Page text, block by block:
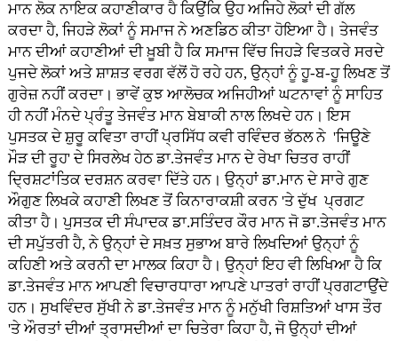
ਮਾਨ ਲੋਕ ਨਾਇਕ ਕਹਾਣੀਕਾਰ ਹੈ ਕਿਉਂਕਿ ਉਹ ਅਜਿਹੇ ਲੋਕਾਂ ਦੀ ਗੱਲ
ਕਰਦਾ ਹੈ, ਜਿਹੜੇ ਲੋਕਾਂ ਨੂੰ ਸਮਾਜ ਨੇ ਅਣਡਿਠ ਕੀਤਾ ਹੋਇਆ ਹੈ। ਤੇਜਵੰਤ
ਮਾਨ ਦੀਆਂ ਕਹਾਣੀਆਂ ਦੀ ਖ਼ੂਬੀ ਹੈ ਕਿ ਸਮਾਜ ਵਿੱਚ ਜਿਹੜੇ ਵਿਤਕਰੇ ਸਰਦੇ
ਪੁਜਦੇ ਲੋਕਾਂ ਅਤੇ ਸ਼ਾਸ਼ਤ ਵਰਗ ਵੱਲੋਂ ਹੋ ਰਹੇ ਹਨ, ਉਨ੍ਹਾਂ ਨੂੰ ਹੂ-ਬ-ਹੂ ਲਿਖਣ ਤੋਂ
ਗੁਰੇਜ਼ ਨਹੀਂ ਕਰਦਾ। ਭਾਵੇਂ ਕੁਝ ਆਲੋਚਕ ਅਜਿਹੀਆਂ ਘਟਨਾਵਾਂ ਨੂੰ ਸਾਹਿਤ
ਹੀ ਨਹੀਂ ਮੰਨਦੇ ਪ੍ਰੰਤੂ ਤੇਜਵੰਤ ਮਾਨ ਬੇਬਾਕੀ ਨਾਲ ਲਿਖਦੇ ਹਨ। ਇਸ
ਪੁਸਤਕ ਦੇ ਸ਼ੁਰੂ ਕਵਿਤਾ ਰਾਹੀਂ ਪ੍ਰਸਿੱਧ ਕਵੀ ਰਵਿੰਦਰ ਭੱਠਲ ਨੇ 'ਜਿਊਣੇ
ਮੌੜ ਦੀ ਰੂਹ' ਦੇ ਸਿਰਲੇਖ ਹੇਠ ਡਾ.ਤੇਜਵੰਤ ਮਾਨ ਦੇ ਰੇਖਾ ਚਿਤਰ ਰਾਹੀਂ
ਦ੍ਰਿਸ਼ਟਾਂਤਿਕ ਦਰਸ਼ਨ ਕਰਵਾ ਦਿੱਤੇ ਹਨ। ਉਨ੍ਹਾਂ ਡਾ.ਮਾਨ ਦੇ ਸਾਰੇ ਗੁਣ
ਔਗੁਣ ਲਿਖਕੇ ਕਹਾਣੀ ਲਿਖਣ ਤੋਂ ਕਿਨਾਰਾਕਸ਼ੀ ਕਰਨ 'ਤੇ ਦੁੱਖ ਪ੍ਰਗਟ
ਕੀਤਾ ਹੈ। ਪੁਸਤਕ ਦੀ ਸੰਪਾਦਕ ਡਾ.ਸਤਿੰਦਰ ਕੌਰ ਮਾਨ ਜੋ ਡਾ.ਤੇਜਵੰਤ ਮਾਨ
ਦੀ ਸਪੁੱਤਰੀ ਹੈ, ਨੇ ਉਨ੍ਹਾਂ ਦੇ ਸਖ਼ਤ ਸੁਭਾਅ ਬਾਰੇ ਲਿਖਦਿਆਂ ਉਨ੍ਹਾਂ ਨੂੰ
ਕਹਿਣੀ ਅਤੇ ਕਰਨੀ ਦਾ ਮਾਲਕ ਕਿਹਾ ਹੈ। ਉਨ੍ਹਾਂ ਇਹ ਵੀ ਲਿਖਿਆ ਹੈ ਕਿ
ਡਾ.ਤੇਜਵੰਤ ਮਾਨ ਆਪਣੀ ਵਿਚਾਰਧਾਰਾ ਆਪਣੇ ਪਾਤਰਾਂ ਰਾਹੀਂ ਪ੍ਰਗਟਾਉਂਦੇ
ਹਨ। ਸੁਖਵਿੰਦਰ ਸੁੱਖੀ ਨੇ ਡਾ.ਤੇਜਵੰਤ ਮਾਨ ਨੂੰ ਮਨੁੱਖੀ ਰਿਸ਼ਤਿਆਂ ਖਾਸ ਤੌਰ
'ਤੇ ਔਰਤਾਂ ਦੀਆਂ ਤ੍ਰਾਸਦੀਆਂ ਦਾ ਚਿਤੇਰਾ ਕਿਹਾ ਹੈ, ਜੋ ਉਨ੍ਹਾਂ ਦੀਆਂ